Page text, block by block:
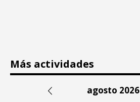
Más actividades
agosto 2026